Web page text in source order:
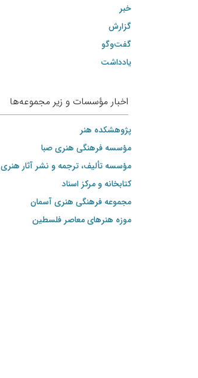
خبر
گزارش
گفت‌وگو
یادداشت
اخبار مؤسسات و زیر مجموعه‌ها
پژوهشکده هنر
مؤسسه فرهنگی هنری صبا
مؤسسه تألیف، ترجمه و نشر آثار هنری
کتابخانه و مرکز اسناد
مجموعه فرهنگی هنری آسمان
موزه هنرهای‌ معاصر فلسطین